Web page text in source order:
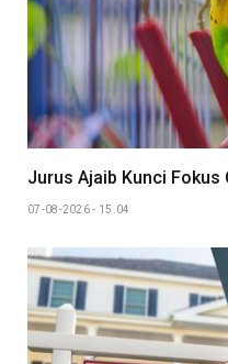
Jurus Ajaib Kunci Fokus
07-08-2026 - 15.04